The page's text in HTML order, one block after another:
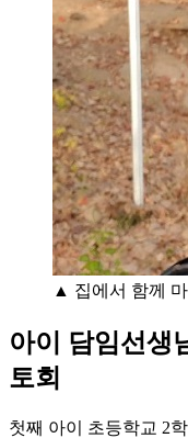
▲ 집에서 함께
아이 담임선생
토회
첫째 아이 초등학교 2